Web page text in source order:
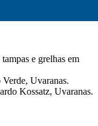
e grelhas em
Uvaranas.
Kossatz, Uvaranas.